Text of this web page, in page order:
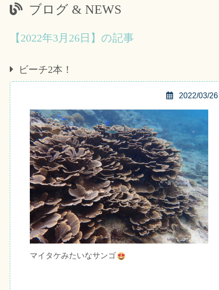
ブログ & NEWS
【2022年3月26日】の記事
ビーチ2本！
2022/03/26
マイタケみたいなサンゴ